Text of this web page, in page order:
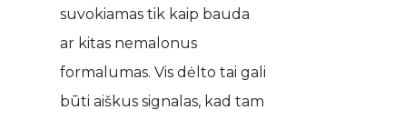
suvokiamas tik kaip bauda
ar kitas nemalonus
formalumas. Vis dėlto tai gali
būti aiškus signalas, kad tam